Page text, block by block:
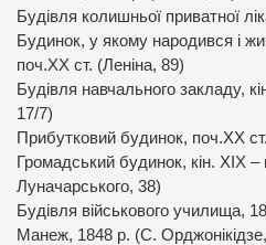
Будівля колишньої приватної
Будинок, у якому народився і
поч.ХХ ст. (Леніна, 89)
Будівля навчального закладу,
17/7)
Прибутковий будинок, поч.ХХ
Громадський будинок, кін. ХІХ
Луначарського, 38)
Будівля військового училища,
Манеж, 1848 р. (С.